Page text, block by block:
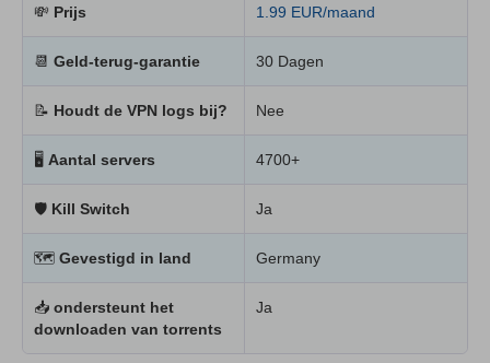
💸 Prijs 1.99 EUR/maand
📆 Geld-terug-garantie 30 Dagen
📝 Houdt de VPN logs bij? Nee
🖥 Aantal servers 4700+
🛡 Kill Switch Ja
🗺 Gevestigd in land Germany
📥 ondersteunt het
downloaden van torrents
Ja